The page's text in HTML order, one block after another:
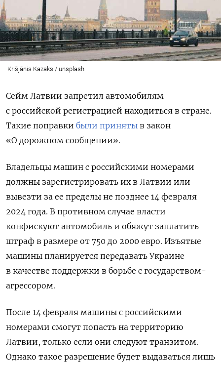
Krišjānis Kazaks / unsplash
Сейм Латвии запретил автомобилям
с российской регистрацией находиться в стране.
Такие поправки были приняты в закон
«О дорожном сообщении».
Владельцы машин с российскими номерами
должны зарегистрировать их в Латвии или
вывезти за ее пределы не позднее 14 февраля
2024 года. В противном случае власти
конфискуют автомобиль и обяжут заплатить
штраф в размере от 750 до 2000 евро. Изъятые
машины планируется передавать Украине
в качестве поддержки в борьбе с государством-
агрессором.
После 14 февраля машины с российскими
номерами смогут попасть на территорию
Латвии, только если они следуют транзитом.
Однако такое разрешение будет выдаваться лишь